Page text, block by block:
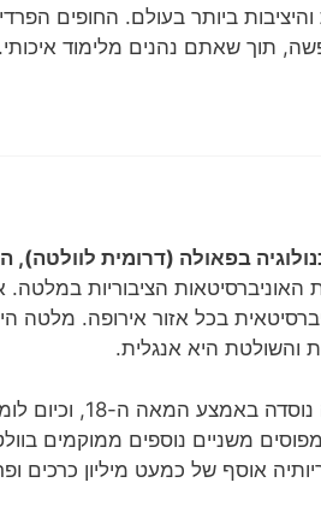
ביותר בעולם. החופים
תוך שאתם נהנים מלימוד איכותי.
בפאולה (דרומית לוולטה),
הציבוריות במלטה.
בכל אזור אירופה. מלטה
והשולטת היא אנגלית.
באוניברסיטת מלטה ניתן ללמוד לתואר
70 מדינות ברחבי העולם. קמפוסים משניים נוספים